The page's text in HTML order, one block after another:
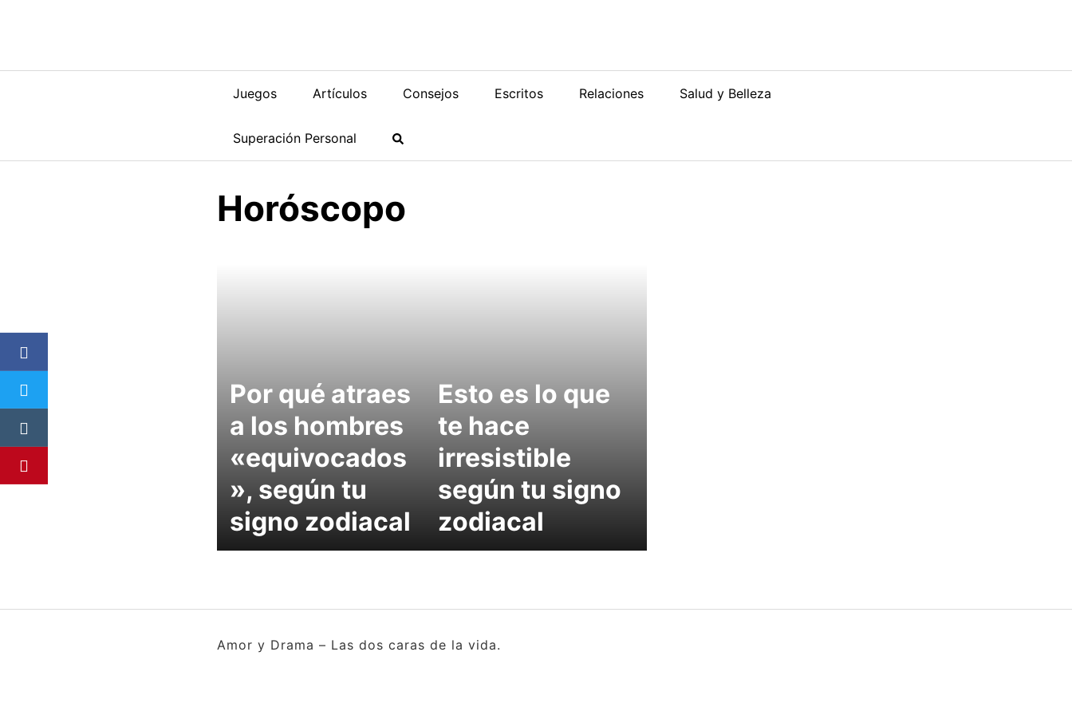
Juegos Artículos Consejos Escritos Relaciones Salud y Belleza
Superación Personal
Horóscopo
Por qué atraes
a los hombres
«equivocados
», según tu
signo zodiacal
Esto es lo que
te hace
irresistible
según tu signo
zodiacal
Amor y Drama – Las dos caras de la vida.